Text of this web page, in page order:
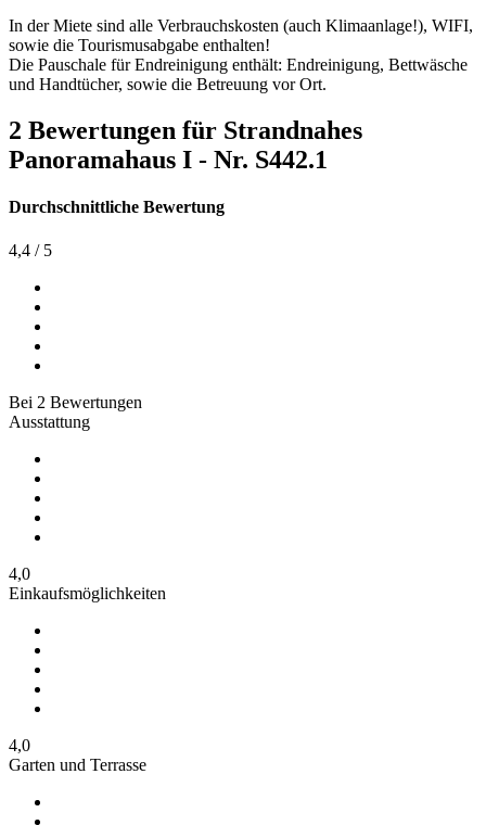
In der Miete sind alle Verbrauchskosten (auch Klimaanlage!), WIFI,
sowie die Tourismusabgabe enthalten!
Die Pauschale für Endreinigung enthält: Endreinigung, Bettwäsche
und Handtücher, sowie die Betreuung vor Ort.
2 Bewertungen für Strandnahes
Panoramahaus I - Nr. S442.1
Durchschnittliche Bewertung
4,4 / 5
Bei 2 Bewertungen
Ausstattung
4,0
Einkaufsmöglichkeiten
4,0
Garten und Terrasse